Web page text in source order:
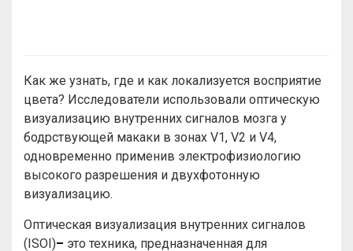
Как же узнать, где и как локализуется восприятие
цвета? Исследователи использовали оптическую
визуализацию внутренних сигналов мозга у
бодрствующей макаки в зонах V1, V2 и V4,
одновременно применив электрофизиологию
высокого разрешения и двухфотонную
визуализацию.
Оптическая визуализация внутренних сигналов
(ISOI)– это техника, предназначенная для